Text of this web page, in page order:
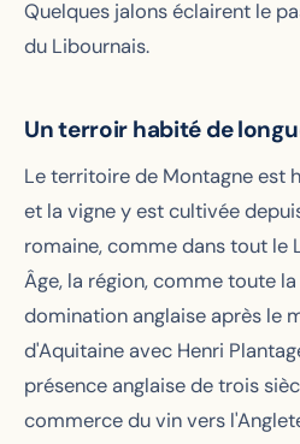
Quelques jalons éclairent le
du Libournais.
Un terroir habité de
Le territoire de Montagne est
et la vigne y est cultivée
romaine, comme dans tout le
Âge, la région, comme toute
domination anglaise après le
d'Aquitaine avec Henri
présence anglaise de trois
commerce du vin vers